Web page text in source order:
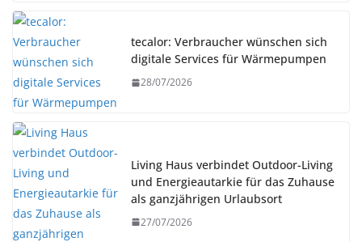
tecalor: Verbraucher wünschen sich
digitale Services für Wärmepumpen
28/07/2026
Living Haus verbindet Outdoor-Living
und Energieautarkie für das Zuhause
als ganzjährigen Urlaubsort
27/07/2026